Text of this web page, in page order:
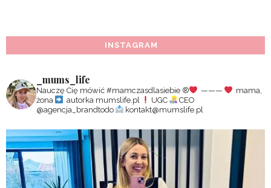
INSTAGRAM
_mums_life
Nauczę Cię mówić #mamczasdlasiebie ®️ ———
mama,
żona
autorka mumslife.pl UGC
CEO
@agencja_brandtodo
kontakt@mumslife.pl